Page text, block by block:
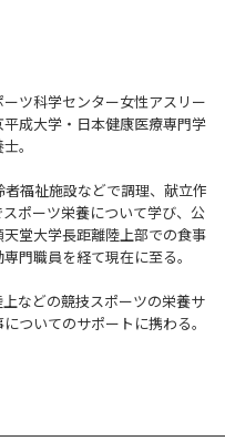
ツ科学センター女性アスリー
成大学・日本健康医療専門学
。
福祉施設などで調理、献立作
ポーツ栄養について学び、公
堂大学長距離陸上部での食事
門職員を経て現在に至る。
などの競技スポーツの栄養サ
ついてのサポートに携わる。